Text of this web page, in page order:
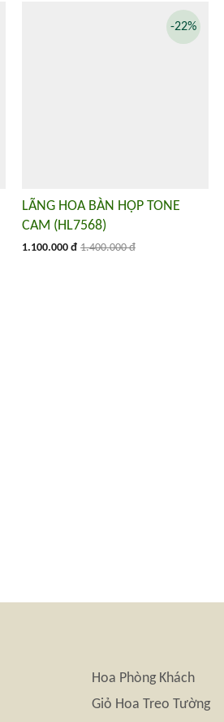
LÃNG HOA BÀN HỌP TONE
CAM (HL7568)
1.100.000 đ 1.400.000 đ
-22%
Hoa Phòng Khách
Giỏ Hoa Treo Tường